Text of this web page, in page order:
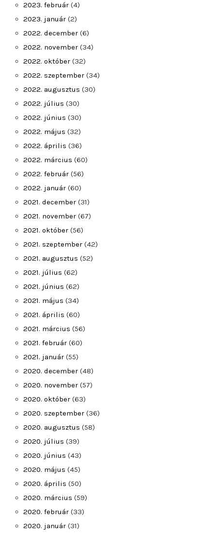
2023. február (4)
2023. január (2)
2022. december (6)
2022. november (34)
2022. október (32)
2022. szeptember (34)
2022. augusztus (30)
2022. július (30)
2022. június (30)
2022. május (32)
2022. április (36)
2022. március (60)
2022. február (56)
2022. január (60)
2021. december (31)
2021. november (67)
2021. október (56)
2021. szeptember (42)
2021. augusztus (52)
2021. július (62)
2021. június (62)
2021. május (34)
2021. április (60)
2021. március (56)
2021. február (60)
2021. január (55)
2020. december (48)
2020. november (57)
2020. október (63)
2020. szeptember (36)
2020. augusztus (58)
2020. július (39)
2020. június (43)
2020. május (45)
2020. április (50)
2020. március (59)
2020. február (33)
2020. január (31)